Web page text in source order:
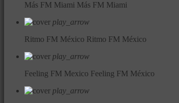
Más FM Miami Más FM Miami
play_arrow
Ritmo FM México Ritmo FM México
play_arrow
Feeling FM Mexico Feeling FM México
play_arrow